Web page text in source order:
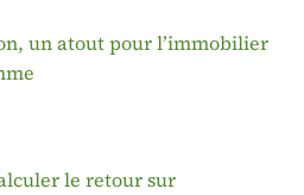
un atout pour l’immobilier
le retour sur